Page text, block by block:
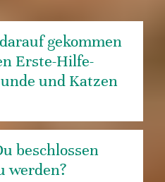
gekommen
Erste-Hilfe-
und Katzen
beschlossen
werden?